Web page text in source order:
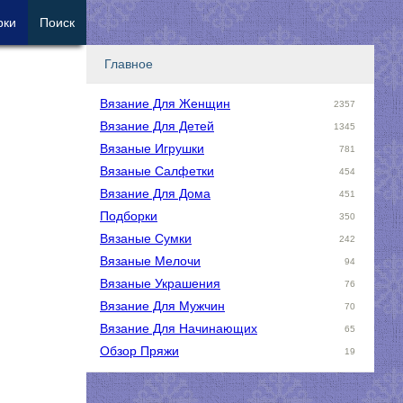
Главное
Вязание Для Женщин 2357
Вязание Для Детей 1345
Вязаные Игрушки 781
Вязаные Салфетки 454
Вязание Для Дома 451
Подборки 350
Вязаные Сумки 242
Вязаные Мелочи 94
Вязаные Украшения 76
Вязание Для Мужчин 70
Вязание Для Начинающих 65
Обзор Пряжи 19
Поиск